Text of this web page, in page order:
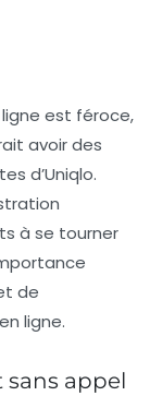
est féroce,
avoir des
d’Uniqlo.
à se tourner
de
ligne.
appel